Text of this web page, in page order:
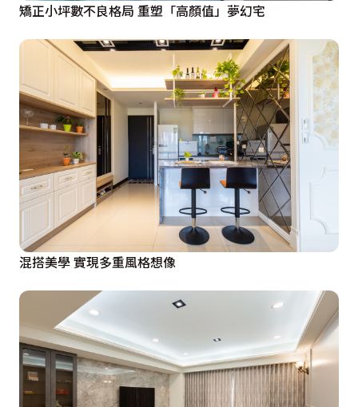
矯正小坪數不良格局 重塑「高顏值」夢幻宅
混搭美學 實現多重風格想像